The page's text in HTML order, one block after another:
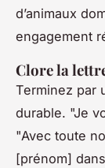
d’animaux
engagement
Clore la
Terminez par
durable. "Je
"Avec toute
[prénom]